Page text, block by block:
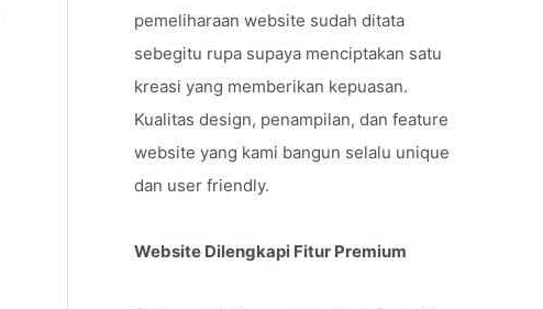
pemeliharaan website sudah ditata
sebegitu rupa supaya menciptakan satu
kreasi yang memberikan kepuasan.
Kualitas design, penampilan, dan feature
website yang kami bangun selalu unique
dan user friendly.
Website Dilengkapi Fitur Premium